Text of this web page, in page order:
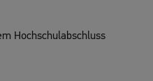
Hochschulabschluss